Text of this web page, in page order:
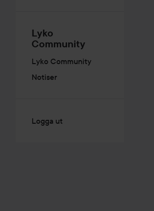
Lyko
Community
Lyko Community
Notiser
Logga ut